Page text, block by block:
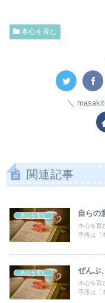
本心を育む
関連記事
本心を育む 自らの
本心を育
手段は『
本心を育む ぜんぶ
本心を育
手段は『